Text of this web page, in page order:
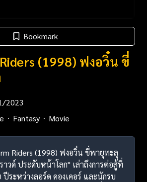
Bookmark
(1998) ฟงอวิ๋น ขี่
2023
Fantasy Movie
Riders (1998) ฟงอวิ๋น ขี่พายุทะลุ
วด์ ประดับหน้าโลก" เล่าถึงการต่อสู้ที่
ระหว่างลอร์ด คองเคอร์ และนักรบ